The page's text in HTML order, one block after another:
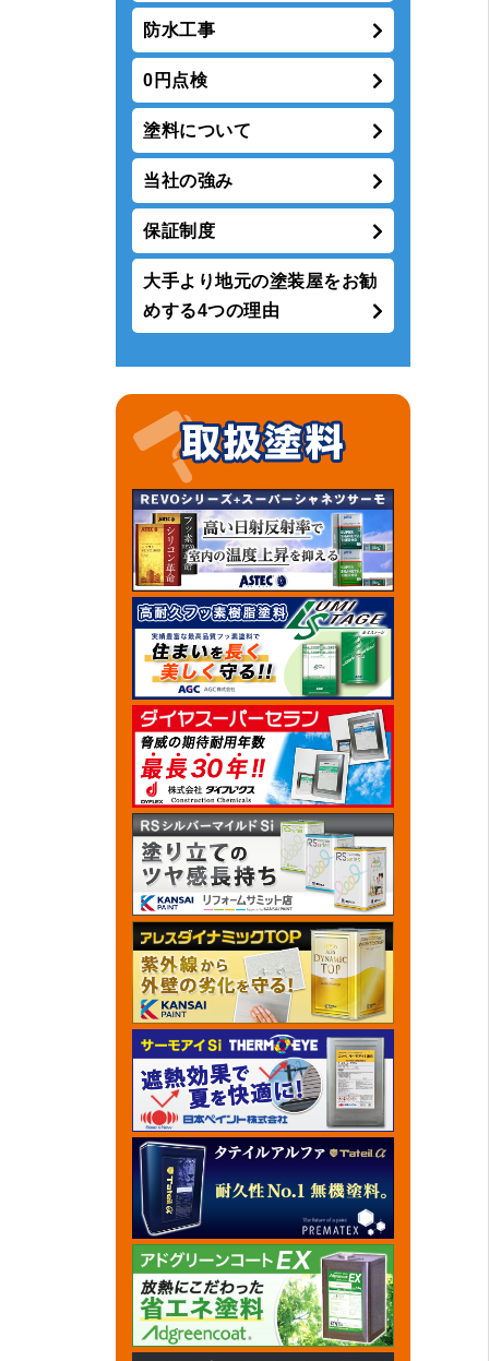
防水工事
0円点検
塗料について
当社の強み
保証制度
大手より地元の塗装屋をお勧
めする4つの理由